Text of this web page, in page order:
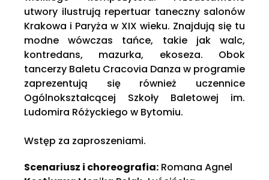
utwory ilustrują repertuar taneczny salonów
Krakowa i Paryża w XIX wieku. Znajdują się tu
modne wówczas tańce, takie jak walc,
kontredans, mazurka, ekoseza. Obok
tancerzy Baletu Cracovia Danza w programie
zaprezentują się również uczennice
Ogólnokształcącej Szkoły Baletowej im.
Ludomira Różyckiego w Bytomiu.
Wstęp za zaproszeniami.
Scenariusz i choreografia: Romana Agnel